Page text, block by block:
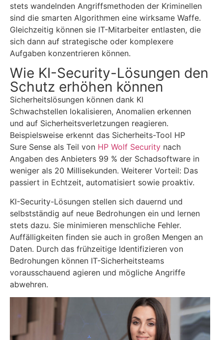
stets wandelnden Angriffsmethoden der Kriminellen
sind die smarten Algorithmen eine wirksame Waffe.
Gleichzeitig können sie IT-Mitarbeiter entlasten, die
sich dann auf strategische oder komplexere
Aufgaben konzentrieren können.
Wie KI-Security-Lösungen den
Schutz erhöhen können
Sicherheitslösungen können dank KI
Schwachstellen lokalisieren, Anomalien erkennen
und auf Sicherheitsverletzungen reagieren.
Beispielsweise erkennt das Sicherheits-Tool HP
Sure Sense als Teil von HP Wolf Security nach
Angaben des Anbieters 99 % der Schadsoftware in
weniger als 20 Millisekunden. Weiterer Vorteil: Das
passiert in Echtzeit, automatisiert sowie proaktiv.
KI-Security-Lösungen stellen sich dauernd und
selbstständig auf neue Bedrohungen ein und lernen
stets dazu. Sie minimieren menschliche Fehler.
Auffälligkeiten finden sie auch in großen Mengen an
Daten. Durch das frühzeitige Identifizieren von
Bedrohungen können IT-Sicherheitsteams
vorausschauend agieren und mögliche Angriffe
abwehren.